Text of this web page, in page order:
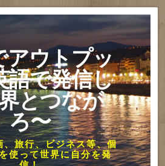
アウトプッ
で発信し
とつなが
ろ〜
、旅行、ビジネス等、個
使って世界に自分を発